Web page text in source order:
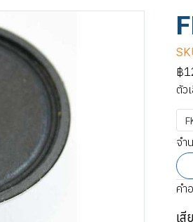
฿
ตัว
จำ
คำ
เ